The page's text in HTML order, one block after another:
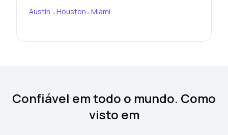
Austin •Houston •Miami
Confiável em todo o mundo. Como
visto em